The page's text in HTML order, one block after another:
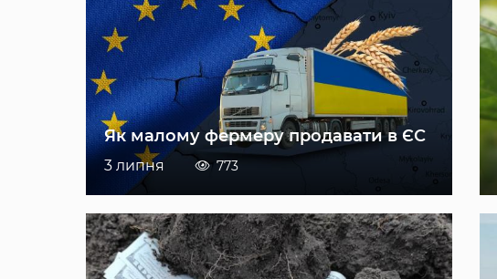
Як малому фермеру продавати в ЄС
3 липня 773